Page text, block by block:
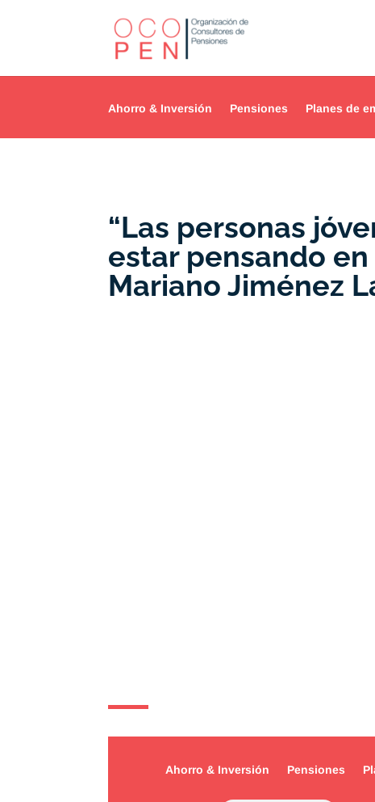
Ahorro & Inversión Pensiones Planes de
“Las personas
estar pensando en
Mariano Jiménez
Ahorro & Inversión Pensiones